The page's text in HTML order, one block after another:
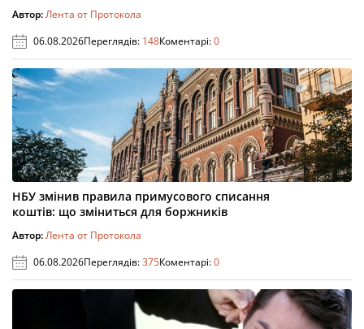
Автор:Лента от Протокола
06.08.2026Переглядів: 148Коментарі:0
НБУ змінив правила примусового списання
коштів: що зміниться для боржників
Автор:Лента от Протокола
06.08.2026Переглядів:375Коментарі:0